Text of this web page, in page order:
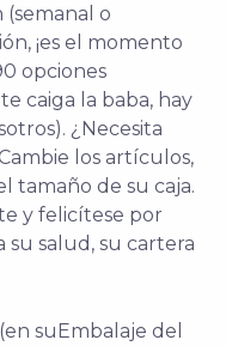
o
¡es el momento
opciones
caiga la baba, hay
¿Necesita
los artículos,
tamaño de su caja.
y felicítese por
salud, su cartera
suEmbalaje del